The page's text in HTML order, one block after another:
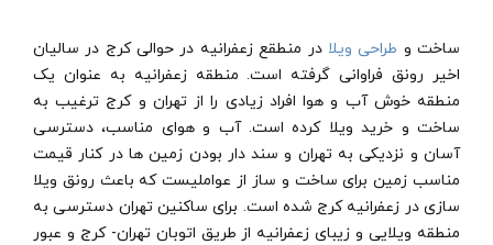
ساخت و طراحی ویلا در منطقع زعفرانیه در حوالی کرج در سالیان
اخیر رونق فراوانی گرفته است. منطقه زعفرانیه به عنوان یک
منطقه خوش آب و هوا افراد زیادی را از تهران و کرج ترغیب به
ساخت و خرید ویلا کرده است. آب و هوای مناسب، دسترسی
آسان و نزدیکی به تهران و سند دار بودن زمین ها در کنار قیمت
مناسب زمین برای ساخت و ساز از عواملیست که باعث رونق ویلا
سازی در زعفرانیه کرج شده است. برای ساکنین تهران دسترسی به
منطقه ویلایی و زیبای زعفرانیه از طریق اتوبان تهران- کرج و عبور